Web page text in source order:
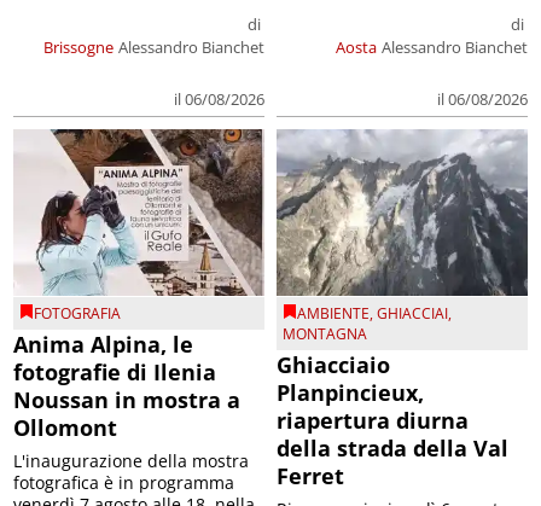
Brissogne
di
Alessandro Bianchet
il 06/08/2026
Aosta
di
Alessandro Bianchet
il 06/08/2026
FOTOGRAFIA
Anima Alpina, le
fotografie di Ilenia
Noussan in mostra a
Ollomont
L'inaugurazione della mostra
fotografica è in programma
AMBIENTE,GHIACCIAI,
MONTAGNA
Ghiacciaio
Planpincieux,
riapertura diurna
della strada della Val
Ferret